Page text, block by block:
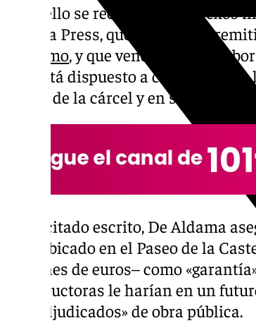
Todo ello se recoge en los
Europa Press, que su defensa
Supremo, y que vendrían a
que está dispuesto a colaborar
salida de la cárcel y en su
En el citado escrito, De Aldama
piso ubicado en el Paseo de la
millones de euros– como
constructoras le harían en un
«preadjudicados» de obra pública.